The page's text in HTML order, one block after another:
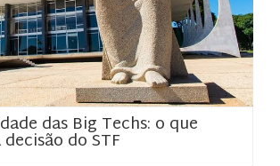
das Big Techs: o que
do STF